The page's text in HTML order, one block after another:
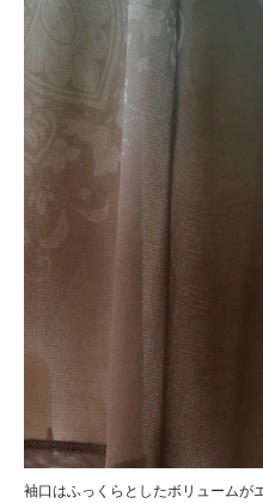
袖口はふっくらとしたボリュームが